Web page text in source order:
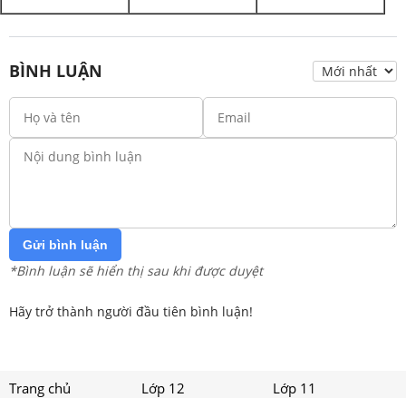
BÌNH LUẬN
Gửi bình luận
*Bình luận sẽ hiển thị sau khi được duyệt
Hãy trở thành người đầu tiên bình luận!
Trang chủ Lớp 12
Lớp 11